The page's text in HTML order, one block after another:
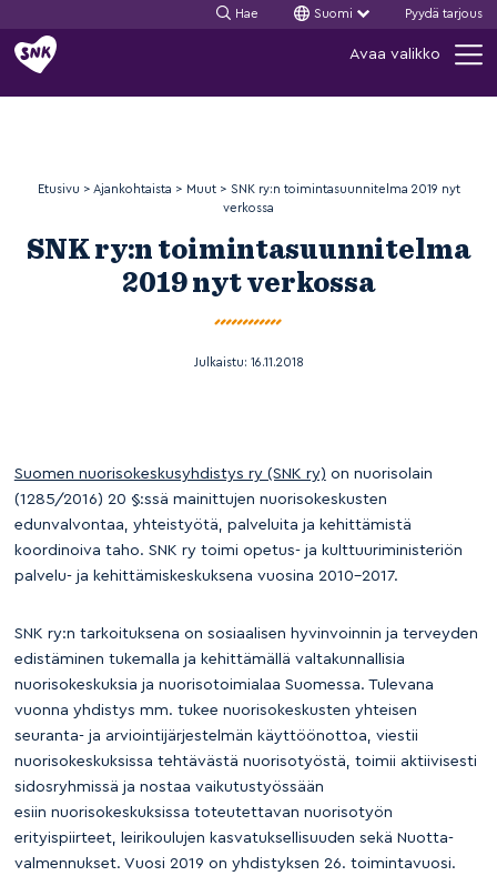
Siirry
sisältöön
Hae Suomi Pyydä tarjous
Avaa valikko
Etusivu > Ajankohtaista > Muut> SNK ry:n toimintasuunnitelma 2019 nyt
verkossa
SNK ry:n toimintasuunnitelma
2019 nyt verkossa
Julkaistu: 16.11.2018
Suomen nuorisokeskusyhdistys ry (SNK ry) on nuorisolain
(1285/2016) 20 §:ssä mainittujen nuorisokeskusten
edunvalvontaa, yhteistyötä, palveluita ja kehittämistä
koordinoiva taho. SNK ry toimi opetus- ja kulttuuriministeriön
palvelu- ja kehittämiskeskuksena vuosina 2010–2017.
SNK ry:n tarkoituksena on sosiaalisen hyvinvoinnin ja terveyden
edistäminen tukemalla ja kehittämällä valtakunnallisia
nuorisokeskuksia ja nuorisotoimialaa Suomessa. Tulevana
vuonna yhdistys mm. tukee nuorisokeskusten yhteisen
seuranta- ja arviointijärjestelmän käyttöönottoa, viestii
nuorisokeskuksissa tehtävästä nuorisotyöstä, toimii aktiivisesti
sidosryhmissä ja nostaa vaikutustyössään
esiin nuorisokeskuksissa toteutettavan nuorisotyön
erityispiirteet, leirikoulujen kasvatuksellisuuden sekä Nuotta-
valmennukset. Vuosi 2019 on yhdistyksen 26. toimintavuosi.